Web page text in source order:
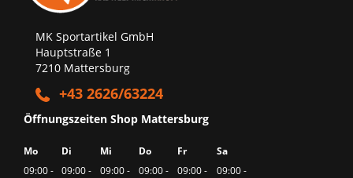
MK Sportartikel GmbH
Hauptstraße 1
7210 Mattersburg
+43 2626/63224
Öffnungszeiten Shop Mattersburg
Mo Di Mi Do Fr
Sa
09:00 - 09:00 -
09:00 -
09:00 -
09:00 -
09:00 -